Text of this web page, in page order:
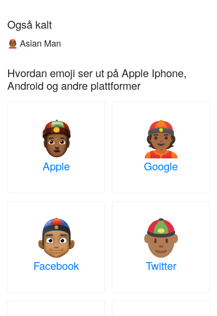
Også kalt
👲🏾 Asian Man
Hvordan emoji ser ut på Apple Iphone,
Android og andre plattformer
Apple Google
Facebook Twitter